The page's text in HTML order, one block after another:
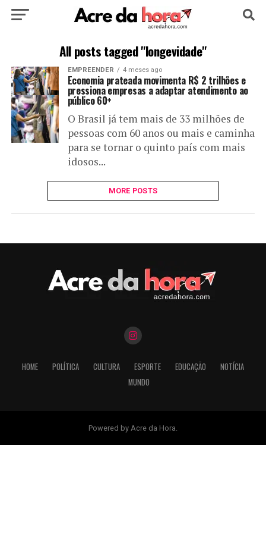
HOME POLÍTICA CULTURA ESPORTE
EDUCAÇÃO NOTÍCIA MUNDO
All posts tagged "longevidade"
EMPREENDER 4 meses ago
Economia prateada movimenta R$ 2 trilhões e
pressiona empresas a adaptar atendimento ao
público 60+
O Brasil já tem mais de 33 milhões de
pessoas com 60 anos ou mais e caminha
para se tornar o quinto país com mais
idosos...
MORE POSTS
HOME POLÍTICA CULTURA ESPORTE EDUCAÇÃO
NOTÍCIA
MUNDO
Powered by Acre da Hora.